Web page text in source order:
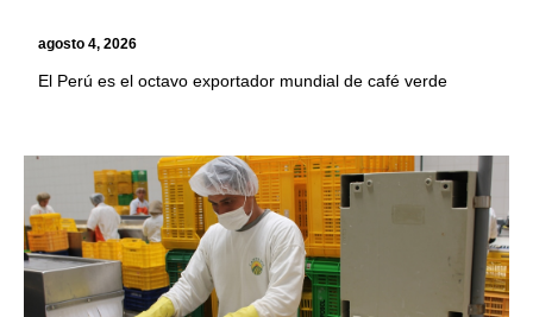
agosto 4, 2026
El Perú es el octavo exportador mundial de café verde